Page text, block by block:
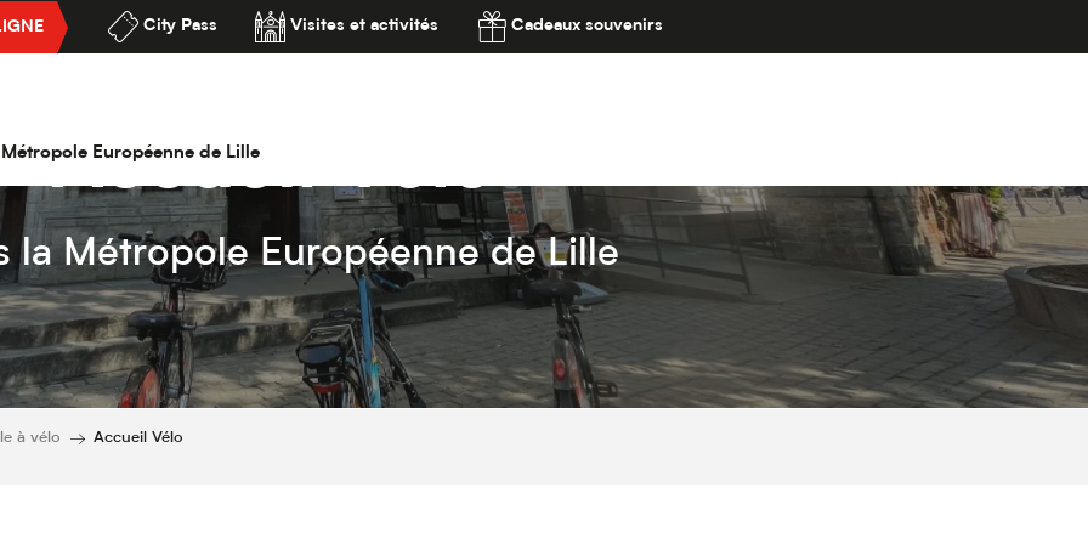
City Pass Visites et activités Cadeaux souvenirs
Européenne de Lille
Accueil Vélo
la Métropole Européenne de Lille
à vélo Accueil Vélo